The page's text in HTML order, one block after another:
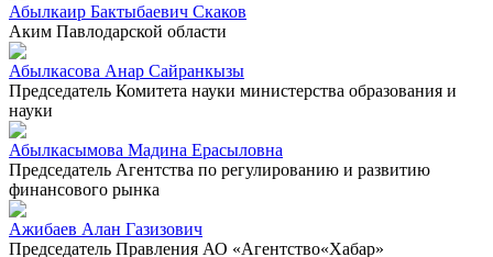
Абылкаир Бактыбаевич Скаков
Аким Павлодарской области
Абылкасова Анар Сайранкызы
Председатель Комитета науки министерства образования и
науки
Абылкасымова Мадина Ерасыловна
Председатель Агентства по регулированию и развитию
финансового рынка
Ажибаев Алан Газизович
Председатель Правления АО «Агентство«Хабар»